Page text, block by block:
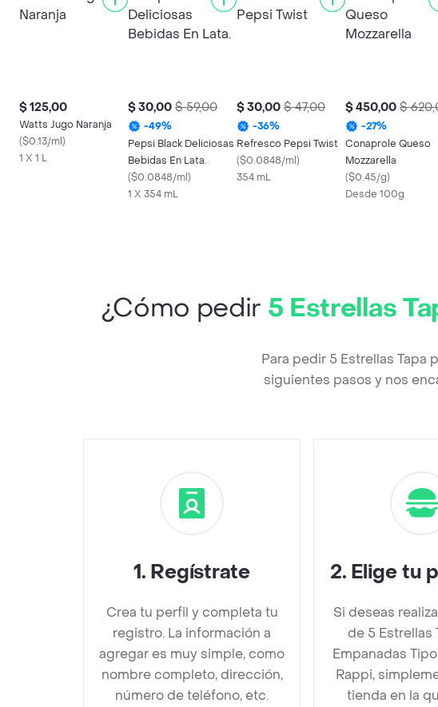
$ 125,00
Watts Jugo Naranja
($0.13/ml)
1 X 1 L
$ 30,00 $ 59,00
-49%
Pepsi Black Deliciosas
Bebidas En Lata.
($0.0848/ml)
1 X 354 mL
$ 30,00 $ 47,00
-36%
Refresco Pepsi Twist
($0.0848/ml)
354 mL
$ 450,00 $
-27%
Conaprole Queso
Mozzarella
($0.45/g)
Desde 100g
¿Cómo pedir 5 Estrellas
Para pedir 5 Estrellas Tapa
siguientes pasos y nos
1. Regístrate
Crea tu perfil y completa tu
registro. La información a
agregar es muy simple, como
nombre completo, dirección,
número de teléfono, etc.
2. Elige tu
Si deseas
de 5 Estrellas
Empanadas
Rappi,
tienda en la